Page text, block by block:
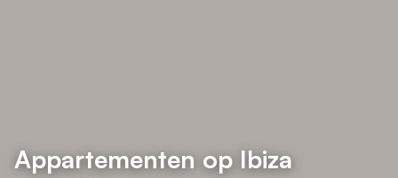
Appartementen op Ibiza